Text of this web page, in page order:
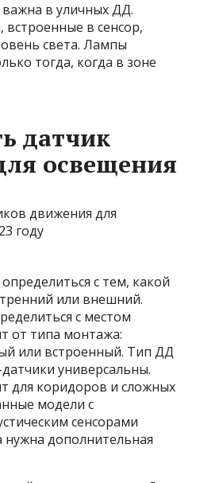
в уличных ДД.
в сенсор,
света. Лампы
тогда, когда в зоне
датчик
освещения
с тем, какой
или внешний.
с местом
от типа монтажа:
или встроенный. Тип ДД
универсальны.
для коридоров и сложных
модели с
сенсорами
нужна дополнительная